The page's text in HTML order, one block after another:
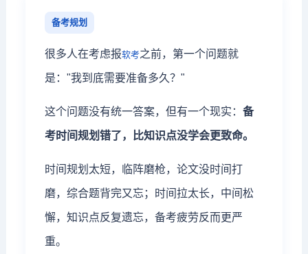
备考规划
很多人在考虑报软考之前，第一个问题就
是："我到底需要准备多久？"
这个问题没有统一答案，但有一个现实： 备
考时间规划错了，比知识点没学会更致命。
时间规划太短，临阵磨枪，论文没时间打
磨，综合题背完又忘；时间拉太长，中间松
懈，知识点反复遗忘，备考疲劳反而更严
重。